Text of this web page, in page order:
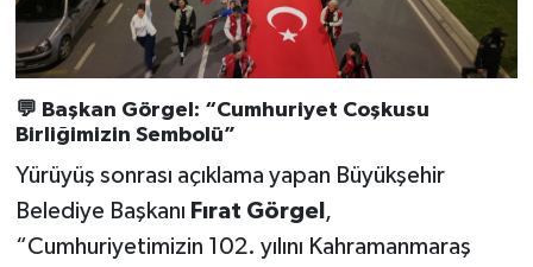
💬 Başkan Görgel: “Cumhuriyet Coşkusu
Birliğimizin Sembolü”
Yürüyüş sonrası açıklama yapan Büyükşehir
Belediye Başkanı Fırat Görgel ,
“Cumhuriyetimizin 102. yılını Kahramanmaraş
SEÇİM 2015
BİLİM VE TEKNOLOJİ
YARIŞMALAR